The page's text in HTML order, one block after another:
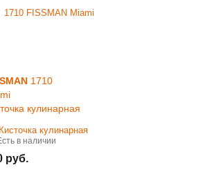
1710
кулинарная
в наличии
руб.